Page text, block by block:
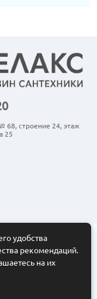
68, строение 24, этаж
25
Копирование
ни было форме без
Интернет-
характер.
и цены сайта не
удобства
рекомендаций.
на их